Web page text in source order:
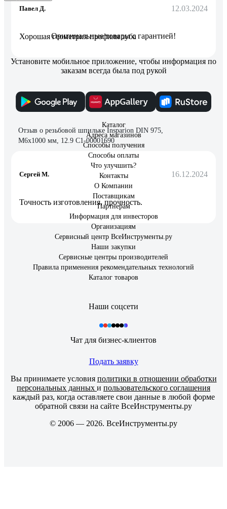
Павел Д. 12.03.2024
Хорошая геометрия профиля зуба
6 отзывов
Отзыв о резьбовой шпильке Insparion DIN 975,
М6x1000 мм, 12.9 С1-00001690
Сергей М. 16.12.2024
Точность изготовления, прочность.
Оригинальные товары с гарантией!
Установите мобильное приложение, чтобы информация по
заказам всегда была под рукой
Каталог
Адреса магазинов
Способы получения
Способы оплаты
Что улучшить?
Контакты
О Компании
Поставщикам
Партнерам
Информация для инвесторов
Организациям
Сервисный центр ВсеИнструменты.ру
Наши закупки
Сервисные центры производителей
Правила применения рекомендательных технологий
Каталог товаров
Наши соцсети
Чат для бизнес-клиентов
Подать заявку
Вы принимаете условия политики в отношении обработки
персональных данных и пользовательского соглашения
каждый раз, когда оставляете свои данные в любой форме
обратной связи на сайте ВсеИнструменты.ру
© 2006 — 2026. ВсеИнструменты.ру